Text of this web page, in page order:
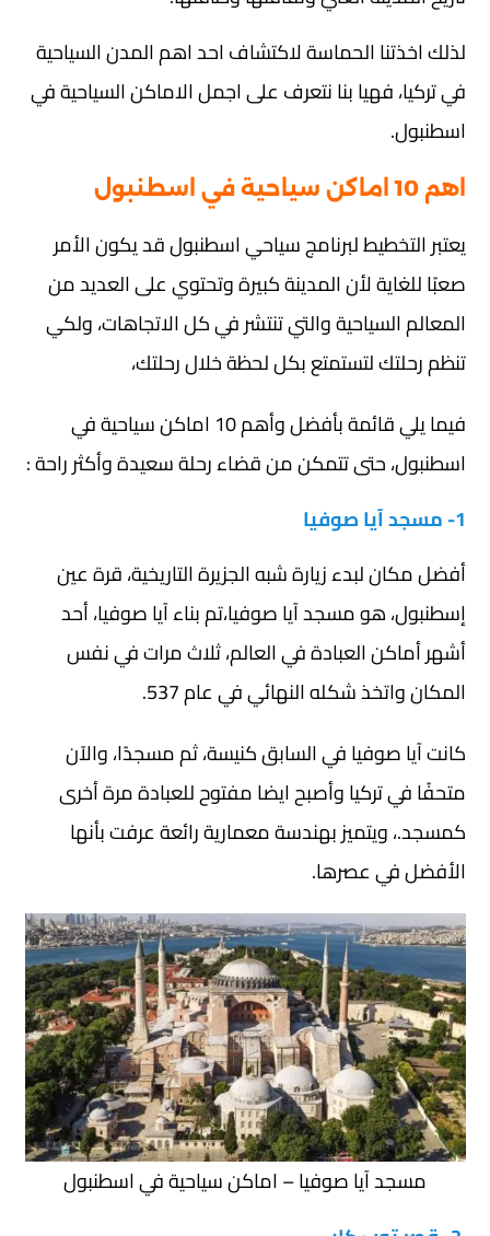
لذلك اخذتنا الحماسة لاكتشاف احد اهم المدن السياحية
في تركيا، فهيا بنا نتعرف على اجمل الاماكن السياحية في
اسطنبول.
اهم 10 اماكن سياحية في اسطنبول
يعتبر التخطيط لبرنامج سياحي اسطنبول قد يكون الأمر
صعبًا للغاية لأن المدينة كبيرة وتحتوي على العديد من
المعالم السياحية والتي تنتشر في كل الاتجاهات، ولكي
تنظم رحلتك لتستمتع بكل لحظة خلال رحلتك،
فيما يلي قائمة بأفضل وأهم 10 اماكن سياحية في
اسطنبول، حتى تتمكن من قضاء رحلة سعيدة وأكثر راحة :
1- مسجد آيا صوفيا
أفضل مكان لبدء زيارة شبه الجزيرة التاريخية، قرة عين
إسطنبول، هو مسجد آيا صوفيا،تم بناء آيا صوفيا، أحد
أشهر أماكن العبادة في العالم، ثلاث مرات في نفس
المكان واتخذ شكله النهائي في عام 537.
كانت آيا صوفيا في السابق كنيسة، ثم مسجدًا، والآن
متحفًا في تركيا وأصبح ايضا مفتوح للعبادة مرة أخرى
كمسجد.، ويتميز بهندسة معمارية رائعة عرفت بأنها
الأفضل في عصرها.
مسجد آيا صوفيا – اماكن سياحية في اسطنبول